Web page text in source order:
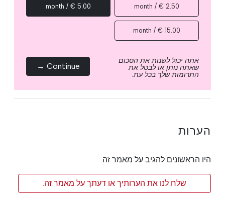
2.50 € / month
5.00 € / month
15.00 € / month
אתה יכול לשנות את הסכום
שאתה נותן או לבטל את
התרומות שלך בכל עת.
Continue →
הערות
היו הראשונים להגיב על מאמר זה
שלח לנו את הערותיך או דעתך על מאמר זה.